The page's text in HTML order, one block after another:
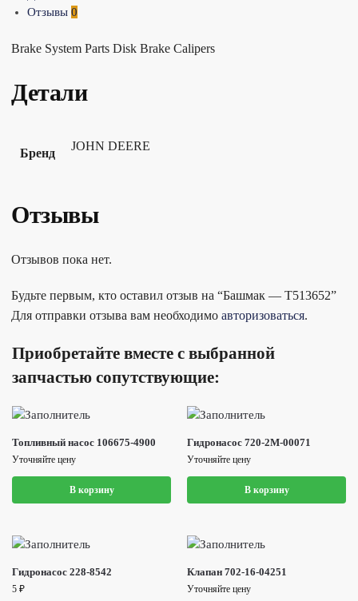
Отзывы 0
Brake System Parts Disk Brake Calipers
Детали
Бренд
JOHN DEERE
Отзывы
Отзывов пока нет.
Будьте первым, кто оставил отзыв на “Башмак — T513652”
Для отправки отзыва вам необходимо авторизоваться.
Приобретайте вместе с выбранной
запчастью сопутствующие:
Топливный насос 106675-4900
Уточняйте цену
В корзину
Гидронасос 720-2M-00071
Уточняйте цену
В корзину
Гидронасос 228-8542
5 ₽
Клапан 702-16-04251
Уточняйте цену